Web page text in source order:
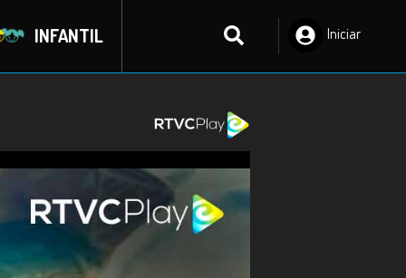
INFANTIL
Iniciar